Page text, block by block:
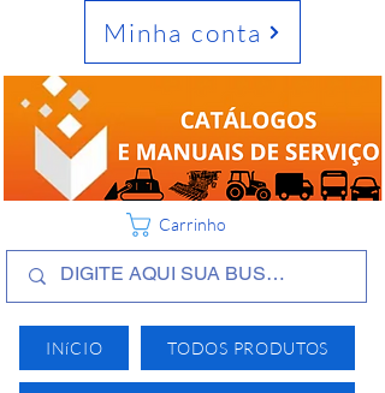
INíCIO TODOS PRODUTOS
Minha conta
Carrinho